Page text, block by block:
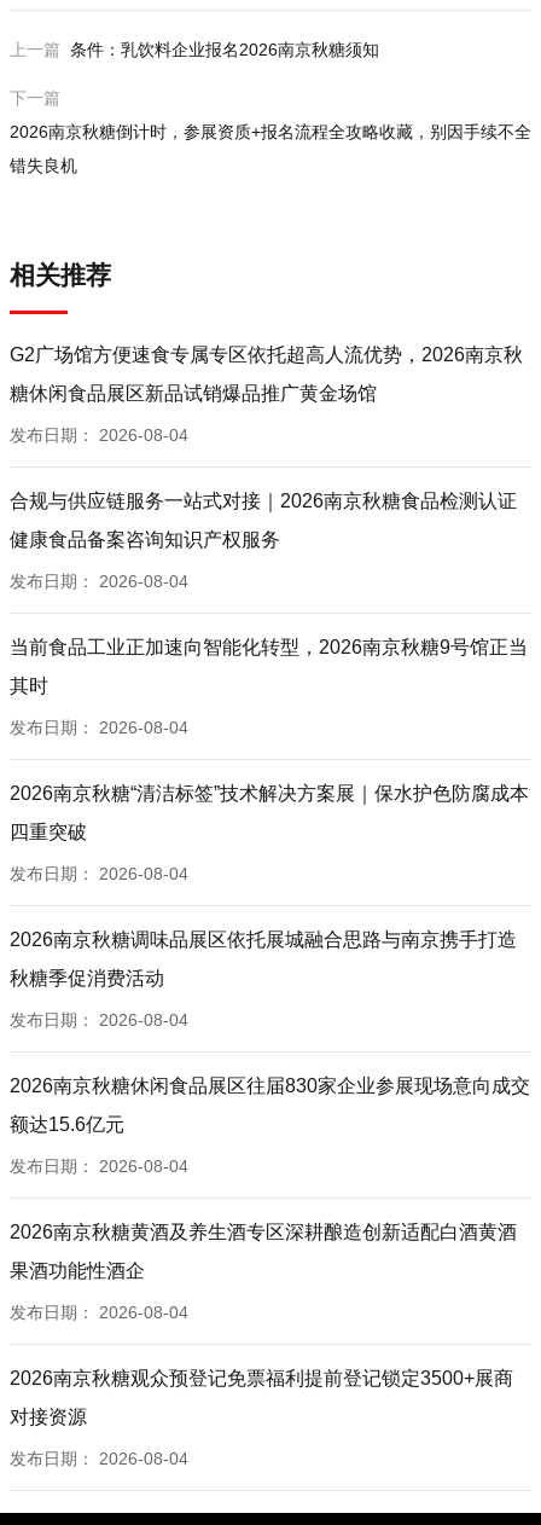
上一篇 条件：乳饮料企业报名2026南京秋糖须知
下一篇
2026南京秋糖倒计时，参展资质+报名流程全攻略收藏，别因手续不全
错失良机
相关推荐
G2广场馆方便速食专属专区依托超高人流优势，2026南京秋
糖休闲食品展区新品试销爆品推广黄金场馆
发布日期： 2026-08-04
合规与供应链服务一站式对接｜2026南京秋糖食品检测认证
健康食品备案咨询知识产权服务
发布日期： 2026-08-04
当前食品工业正加速向智能化转型，2026南京秋糖9号馆正当
其时
发布日期： 2026-08-04
2026南京秋糖“清洁标签”技术解决方案展｜保水护色防腐成本
四重突破
发布日期： 2026-08-04
2026南京秋糖调味品展区依托展城融合思路与南京携手打造
秋糖季促消费活动
发布日期： 2026-08-04
2026南京秋糖休闲食品展区往届830家企业参展现场意向成交
额达15.6亿元
发布日期： 2026-08-04
2026南京秋糖黄酒及养生酒专区深耕酿造创新适配白酒黄酒
果酒功能性酒企
发布日期： 2026-08-04
2026南京秋糖观众预登记免票福利提前登记锁定3500+展商
对接资源
发布日期： 2026-08-04